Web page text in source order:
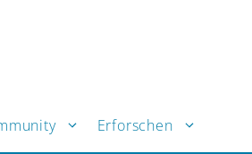
Erforschen